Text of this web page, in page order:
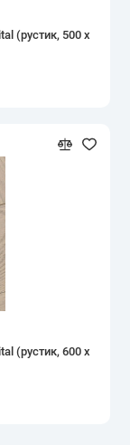
(рустик, 500 х
(рустик, 600 х